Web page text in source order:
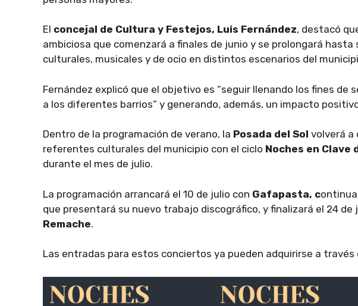
El concejal de Cultura y Festejos, Luis Fernández, destacó
ambiciosa que comenzará a finales de junio y se prolongará
culturales, musicales y de ocio en distintos escenarios del
Fernández explicó que el objetivo es “seguir llenando los fines de
a los diferentes barrios” y generando, además, un impacto
Dentro de la programación de verano, la Posada del Sol volverá a
referentes culturales del municipio con el ciclo Noches en Clave
durante el mes de julio.
La programación arrancará el 10 de julio con Gafapasta, c
que presentará su nuevo trabajo discográfico, y finalizará el 24 de
Remache.
Las entradas para estos conciertos ya pueden adquirirse a través